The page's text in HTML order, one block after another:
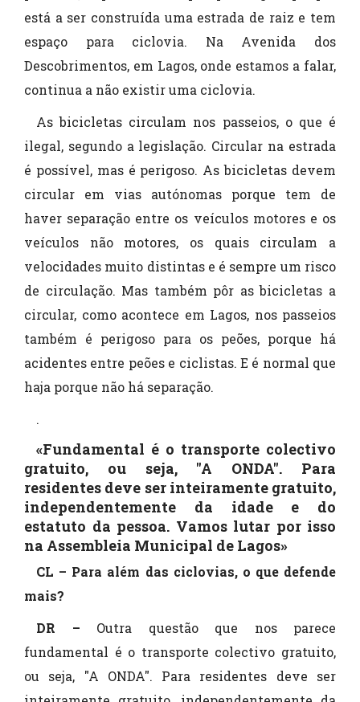
está a ser construída uma estrada de raiz e tem
espaço para ciclovia. Na Avenida dos
Descobrimentos, em Lagos, onde estamos a falar,
continua a não existir uma ciclovia.
As bicicletas circulam nos passeios, o que é
ilegal, segundo a legislação. Circular na estrada
é possível, mas é perigoso. As bicicletas devem
circular em vias autónomas porque tem de
haver separação entre os veículos motores e os
veículos não motores, os quais circulam a
velocidades muito distintas e é sempre um risco
de circulação. Mas também pôr as bicicletas a
circular, como acontece em Lagos, nos passeios
também é perigoso para os peões, porque há
acidentes entre peões e ciclistas. E é normal que
haja porque não há separação.
.
«Fundamental é o transporte colectivo
gratuito, ou seja, "A ONDA". Para
residentes deve ser inteiramente gratuito,
independentemente da idade e do
estatuto da pessoa. Vamos lutar por isso
na Assembleia Municipal de Lagos»
CL – Para além das ciclovias, o que defende
mais?
DR – Outra questão que nos parece
fundamental é o transporte colectivo gratuito,
ou seja, "A ONDA". Para residentes deve ser